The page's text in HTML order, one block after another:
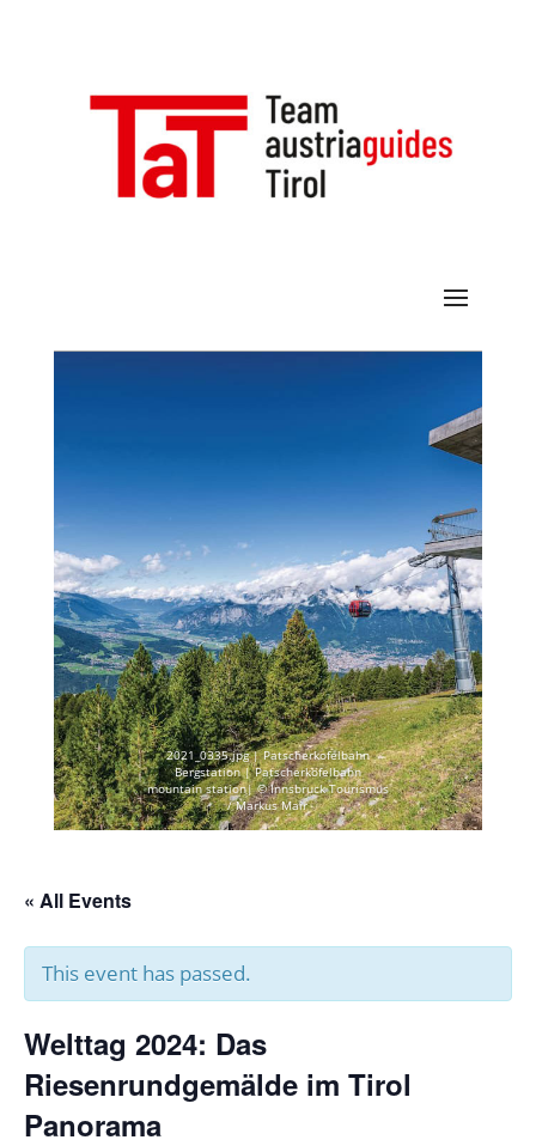
2021_0335.jpg | Patscherkofelbahn
Bergstation | Patscherkofelbahn
mountain station| © Innsbruck Tourismus
/ Markus Mair
« All Events
This event has passed.
Welttag 2024: Das
Riesenrundgemälde im Tirol
Panorama